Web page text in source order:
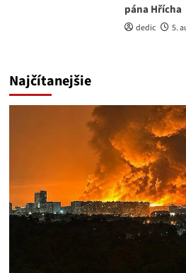
pána Hřícha
dedic 5.
Najčítanejšie